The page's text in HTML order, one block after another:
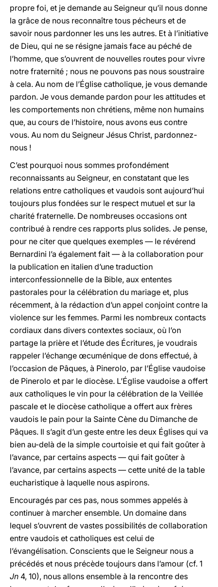
propre foi, et je demande au Seigneur qu’il nous donne
la grâce de nous reconnaître tous pécheurs et de
savoir nous pardonner les uns les autres. Et à l’initiative
de Dieu, qui ne se résigne jamais face au péché de
l’homme, que s’ouvrent de nouvelles routes pour vivre
notre fraternité ; nous ne pouvons pas nous soustraire
à cela. Au nom de l’Église catholique, je vous demande
pardon. Je vous demande pardon pour les attitudes et
les comportements non chrétiens, même non humains
que, au cours de l’histoire, nous avons eus contre
vous. Au nom du Seigneur Jésus Christ, pardonnez-
nous !
C’est pourquoi nous sommes profondément
reconnaissants au Seigneur, en constatant que les
relations entre catholiques et vaudois sont aujourd’hui
toujours plus fondées sur le respect mutuel et sur la
charité fraternelle. De nombreuses occasions ont
contribué à rendre ces rapports plus solides. Je pense,
pour ne citer que quelques exemples — le révérend
Bernardini l’a également fait — à la collaboration pour
la publication en italien d’une traduction
interconfessionnelle de la Bible, aux ententes
pastorales pour la célébration du mariage et, plus
récemment, à la rédaction d’un appel conjoint contre la
violence sur les femmes. Parmi les nombreux contacts
cordiaux dans divers contextes sociaux, où l’on
partage la prière et l’étude des Écritures, je voudrais
rappeler l’échange œcuménique de dons effectué, à
l’occasion de Pâques, à Pinerolo, par l’Église vaudoise
de Pinerolo et par le diocèse. L’Église vaudoise a offert
aux catholiques le vin pour la célébration de la Veillée
pascale et le diocèse catholique a offert aux frères
vaudois le pain pour la Sainte Cène du Dimanche de
Pâques. Il s’agit d’un geste entre les deux Églises qui va
bien au-delà de la simple courtoisie et qui fait goûter à
l’avance, par certains aspects — qui fait goûter à
l’avance, par certains aspects — cette unité de la table
eucharistique à laquelle nous aspirons.
Encouragés par ces pas, nous sommes appelés à
continuer à marcher ensemble. Un domaine dans
lequel s’ouvrent de vastes possibilités de collaboration
entre vaudois et catholiques est celui de
l’évangélisation. Conscients que le Seigneur nous a
précédés et nous précède toujours dans l’amour (cf. 1
Jn 4, 10), nous allons ensemble à la rencontre des